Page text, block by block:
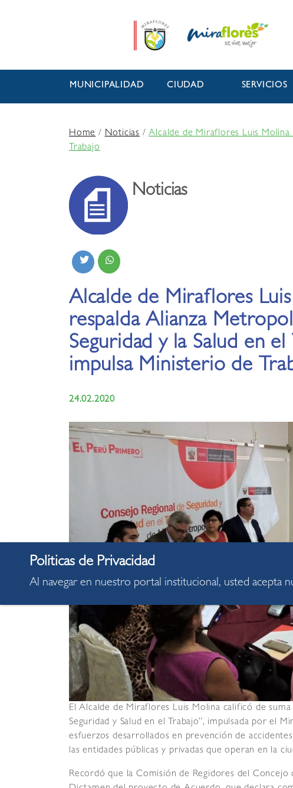
MUNICIPALIDAD CIUDAD SERVICIOS
Home/Noticias /Alcalde de Miraflores Luis Molina
Trabajo
Noticias
Alcalde de Miraflores
respalda Alianza
Seguridad y la Salud en el
impulsa Ministerio de
24.02.2020
El Alcalde de Miraflores Luis Molina calificó de
Seguridad y Salud en el Trabajo”, impulsada por el
esfuerzos desarrollados en prevención de
las entidades públicas y privadas que operan en la
Recordó que la Comisión de Regidores del
Al navegar en nuestro portal institucional, usted acepta